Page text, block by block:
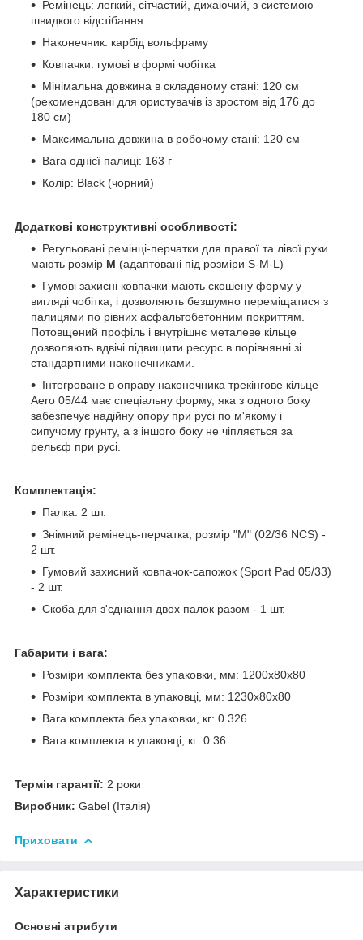
Ремінець: легкий, сітчастий, дихаючий, з системою
швидкого відстібання
Наконечник: карбід вольфраму
Ковпачки: гумові в формі чобітка
Мінімальна довжина в складеному стані: 120 см
(рекомендовані для ористувачів із зростом від 176 до
180 см)
Максимальна довжина в робочому стані: 120 см
Вага однієї палиці: 163 г
Колір: Black (чорний)
Додаткові конструктивні особливості:
Регульовані ремінці-перчатки для правої та лівої руки
мають розмір M (адаптовані під розміри S-M-L)
Гумові захисні ковпачки мають скошену форму у
вигляді чобітка, і дозволяють безшумно переміщатися з
палицями по рівних асфальтобетонним покриттям.
Потовщений профіль і внутрішнє металеве кільце
дозволяють вдвічі підвищити ресурс в порівнянні зі
стандартними наконечниками.
Інтегроване в оправу наконечника трекінгове кільце
Aero 05/44 має спеціальну форму, яка з одного боку
забезпечує надійну опору при русі по м'якому і
сипучому грунту, а з іншого боку не чіпляється за
рельєф при русі.
Комплектація:
Палка: 2 шт.
Знімний ремінець-перчатка, розмір "M" (02/36 NCS) -
2 шт.
Гумовий захисний ковпачок-сапожок (Sport Pad 05/33)
- 2 шт.
Скоба для з'єднання двох палок разом - 1 шт.
Габарити і вага:
Розміри комплекта без упаковки, мм: 1200х80х80
Розміри комплекта в упаковці, мм: 1230х80х80
Вага комплекта без упаковки, кг: 0.326
Вага комплекта в упаковці, кг: 0.36
Термін гарантії: 2 роки
Виробник: Gabel (Італія)
Приховати
Характеристики
Основні атрибути